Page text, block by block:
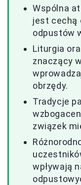
Wspólna
jest cechą
odpustów
Liturgia
znaczący
obrzędy.
Tradycje
związek
wpływają